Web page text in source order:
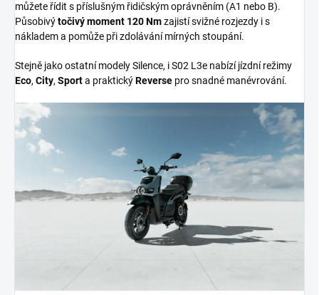
můžete řídit s příslušným řidičským oprávněním (A1 nebo B).
Působivýtočivý moment 120 Nmzajistí svižné rozjezdy i s
nákladem a pomůže při zdolávání mírných stoupání.
Stejně jako ostatní modely Silence, i S02 L3e nabízí jízdní režimy
Eco, City, Sporta praktickýReverse pro snadné manévrování.